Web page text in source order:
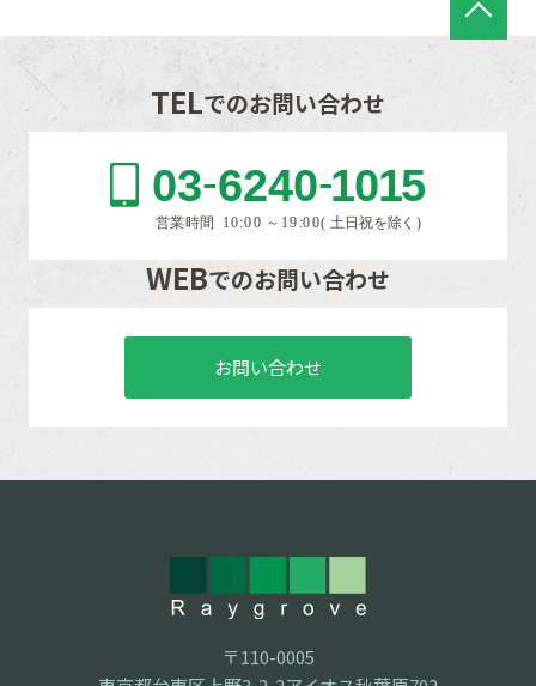
TELでのお問い合わせ
WEBでのお問い合わせ
お問い合わせ
〒110-0005